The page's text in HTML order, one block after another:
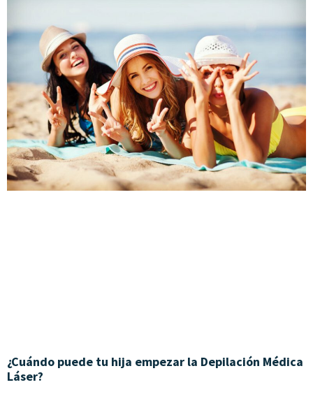
¿Cuándo puede tu hija empezar la Depilación Médica
Láser?